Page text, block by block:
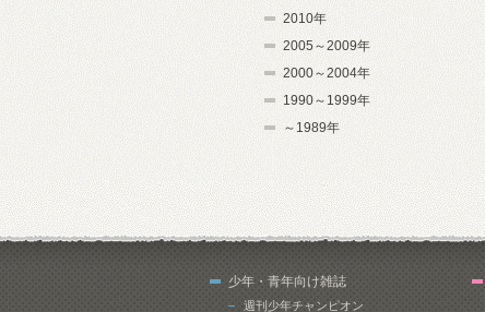
2010年
2005～2009年
2000～2004年
1990～1999年
～1989年
少年・青年向け雑誌
週刊少年チャンピオン